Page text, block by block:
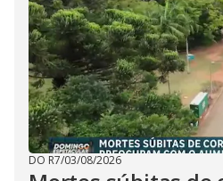
DO R7/03/08/2026